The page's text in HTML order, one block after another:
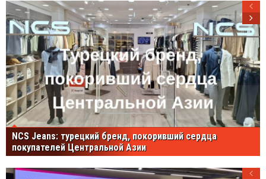
NCS Jeans: турецкий бренд, покоривший сердца
покупателей Центральной Азии